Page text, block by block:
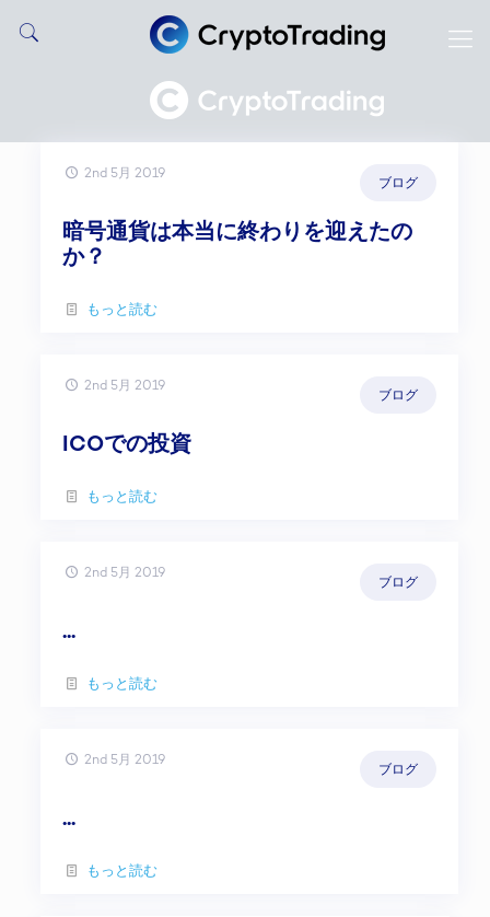
2nd 5月 2019
ブログ
暗号通貨は本当に終わりを迎えたの
か？
もっと読む
2nd 5月 2019
ブログ
ICOでの投資
もっと読む
2nd 5月 2019
ブログ
...
もっと読む
2nd 5月 2019
ブログ
...
もっと読む